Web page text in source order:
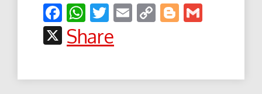
Facebook
WhatsApp
Twitter
EmailCopyBlogger
X
Share